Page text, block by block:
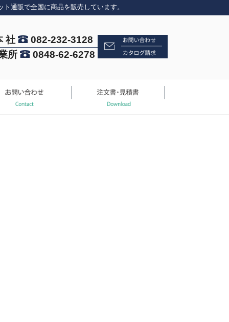
通販で全国に商品を販売しています。
社
082-232-3128
所
0848-62-6278